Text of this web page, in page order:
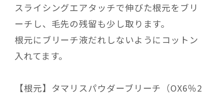
スライシングエアタッチで伸びた根元をブリ
ーチし、毛先の残留も少し取ります。
根元にブリーチ液だれしないようにコットン
入れてます。
【根元】タマリスパウダーブリーチ（OX6％2